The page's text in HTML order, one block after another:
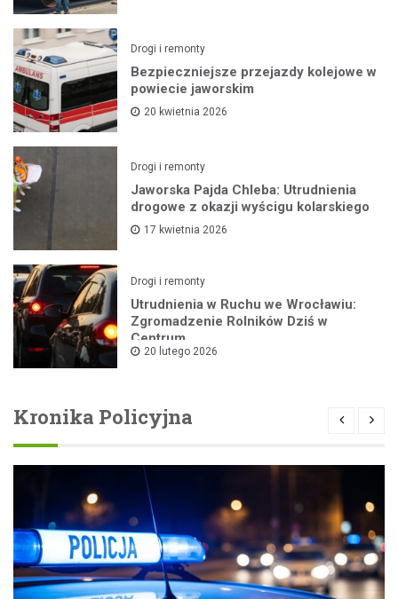
Drogi i remonty
Bezpieczniejsze przejazdy kolejowe w
powiecie jaworskim
20 kwietnia 2026
Drogi i remonty
Jaworska Pajda Chleba: Utrudnienia
drogowe z okazji wyścigu kolarskiego
17 kwietnia 2026
Drogi i remonty
Utrudnienia w Ruchu we Wrocławiu:
Zgromadzenie Rolników Dziś w
Centrum
20 lutego 2026
Kronika Policyjna